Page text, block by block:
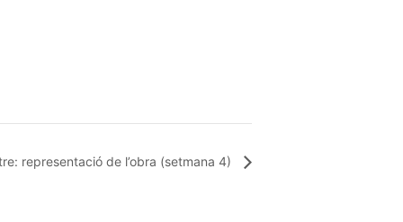
representació de l’obra (setmana 4)